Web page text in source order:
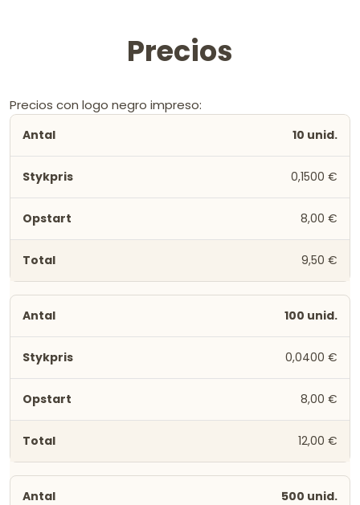
Precios
Precios con logo negro impreso:
10 unid.
0,1500 €
8,00 €
9,50 €
100 unid.
0,0400 €
8,00 €
12,00 €
500 unid.